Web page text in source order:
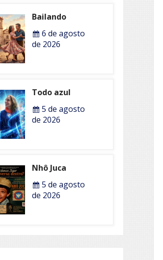
Bailando
6 de agosto
de 2026
Todo azul
5 de agosto
de 2026
Nhô Juca
5 de agosto
de 2026